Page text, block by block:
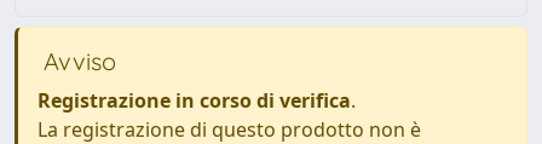
Avviso
Registrazione in corso di verifica.
La registrazione di questo prodotto non è